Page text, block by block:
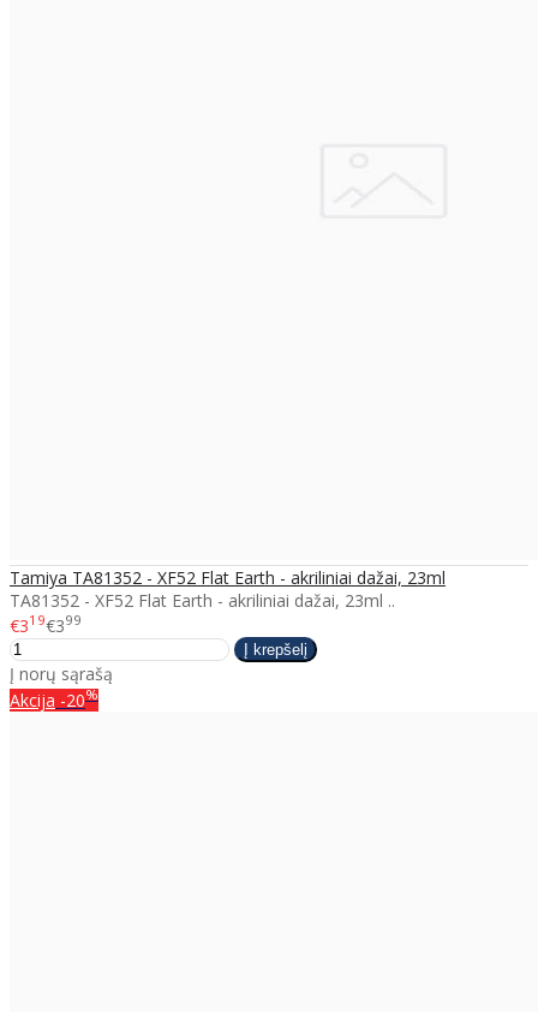
Tamiya TA81352 - XF52 Flat Earth - akriliniai dažai, 23ml
TA81352 - XF52 Flat Earth - akriliniai dažai, 23ml ..
€319€399
Į norų sąrašą
Akcija -20%